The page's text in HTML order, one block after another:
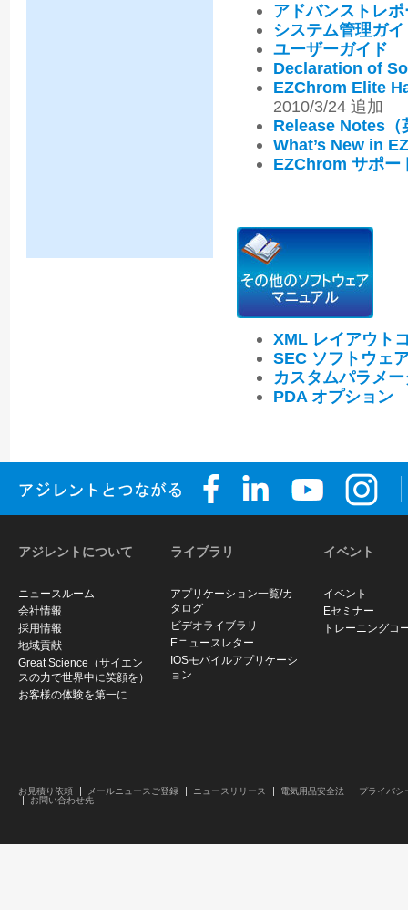
アドバンストレ
システム管理ガイ
ユーザーガイド
Declaration of
EZChrom Elite
2010/3/24 追加
Release Notes（
What’s New in
EZChrom サポー
XML レイアウト
SEC ソフトウェ
カスタムパラメ
PDA オプション
アジレントについて
ニュースルーム
会社情報
採用情報
地域貢献
Great Science（サイエン
スの力で世界中に笑顔を）
お客様の体験を第一に
ライブラリ
アプリケーション一覧/カ
タログ
ビデオライブラリ
Eニュースレター
IOSモバイルアプリケーシ
ョン
イベント
イベント
Eセミナー
トレーニングコ
お見積り依頼 メールニュースご登録 ニュースリリース 電気用品安全法
プライバシ
お問い合わせ先